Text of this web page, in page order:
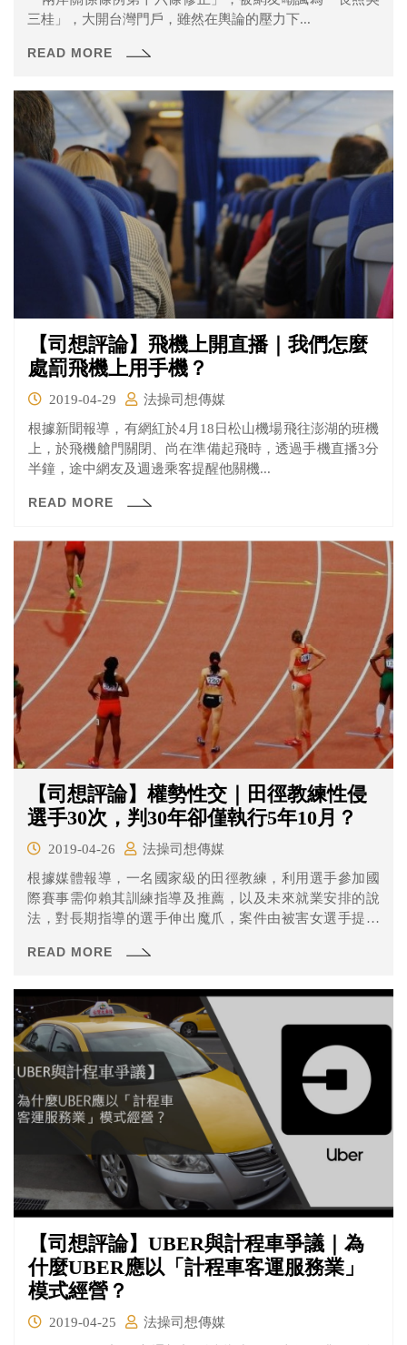
三桂」，大開台灣門戶，雖然在輿論的壓力下...
READ MORE
【司想評論】飛機上開直播｜我們怎麼
處罰飛機上用手機？
2019-04-29
法操司想傳媒
根據新聞報導，有網紅於4月18日松山機場飛往澎湖的班機
上，於飛機艙門關閉、尚在準備起飛時，透過手機直播3分
半鐘，途中網友及週邊乘客提醒他關機...
READ MORE
【司想評論】權勢性交｜田徑教練性侵
選手30次，判30年卻僅執行5年10月？
2019-04-26
法操司想傳媒
根據媒體報導，一名國家級的田徑教練，利用選手參加國
際賽事需仰賴其訓練指導及推薦，以及未來就業安排的說
法，對長期指導的選手伸出魔爪，案件由被害女選手提告
READ MORE
【司想評論】UBER與計程車爭議｜為
什麼UBER應以「計程車客運服務業」
模式經營？
2019-04-25
法操司想傳媒